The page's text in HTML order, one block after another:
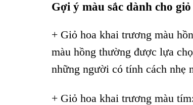
Gợi ý màu sắc dành cho
+ Giỏ hoa khai trương màu
màu hồng thường được lựa
những người có tính cách nhẹ
+ Giỏ hoa khai trương màu